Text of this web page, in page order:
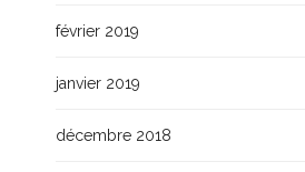
février 2019
janvier 2019
décembre 2018